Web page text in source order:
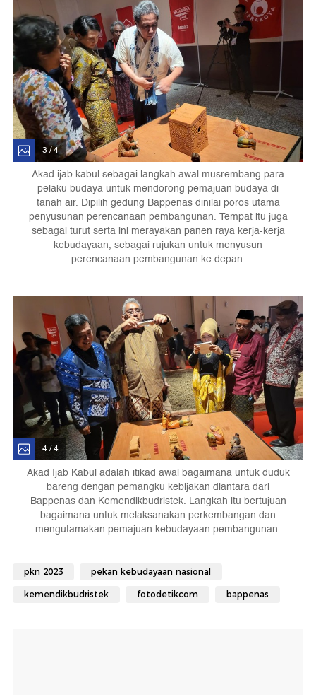
3 / 4
Akad ijab kabul sebagai langkah awal musrembang para
pelaku budaya untuk mendorong pemajuan budaya di
tanah air. Dipilih gedung Bappenas dinilai poros utama
penyusunan perencanaan pembangunan. Tempat itu juga
sebagai turut serta ini merayakan panen raya kerja-kerja
kebudayaan, sebagai rujukan untuk menyusun
perencanaan pembangunan ke depan.
4 / 4
Akad Ijab Kabul adalah itikad awal bagaimana untuk duduk
bareng dengan pemangku kebijakan diantara dari
Bappenas dan Kemendikbudristek. Langkah itu bertujuan
bagaimana untuk melaksanakan perkembangan dan
mengutamakan pemajuan kebudayaan pembangunan.
pkn 2023 pekan kebudayaan nasional
kemendikbudristek fotodetikcom bappenas